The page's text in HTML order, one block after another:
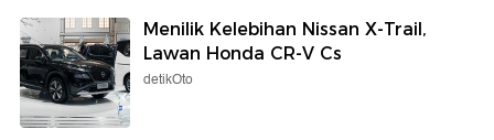
Menilik Kelebihan Nissan X-Trail,
Lawan Honda CR-V Cs
detikOto